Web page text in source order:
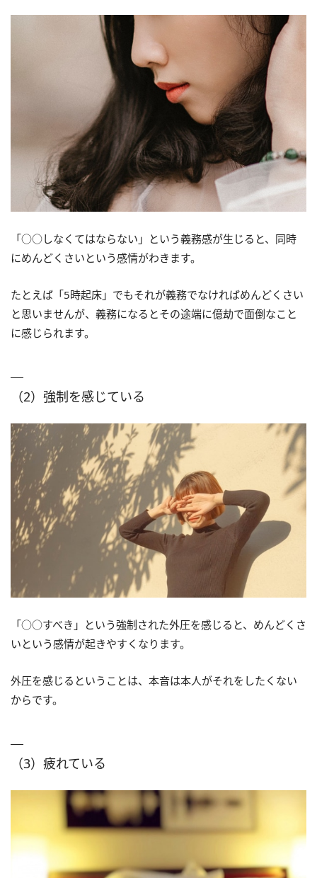
「○○しなくてはならない」という義務感が生じると、同時
にめんどくさいという感情がわきます。
たとえば「5時起床」でもそれが義務でなければめんどくさい
と思いませんが、義務になるとその途端に億劫で面倒なこと
に感じられます。
（2）強制を感じている
「○○すべき」という強制された外圧を感じると、めんどくさ
いという感情が起きやすくなります。
外圧を感じるということは、本音は本人がそれをしたくない
からです。
（3）疲れている